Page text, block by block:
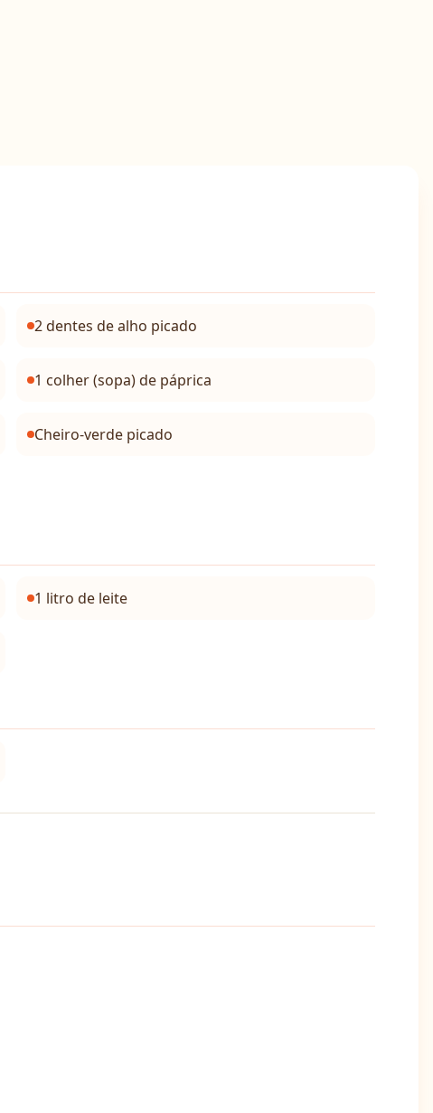
2 dentes de alho picado
1 colher (sopa) de páprica
Cheiro-verde picado
1 litro de leite